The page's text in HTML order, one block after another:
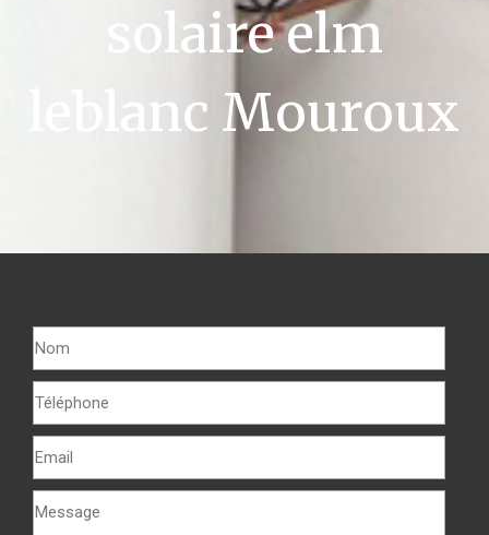
solaire elm
leblanc Mouroux